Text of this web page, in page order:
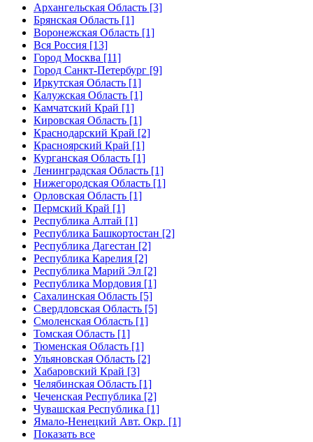
Архангельская Область [3]
Брянская Область [1]
Воронежская Область [1]
Вся Россия [13]
Город Москва [11]
Город Санкт-Петербург [9]
Иркутская Область [1]
Калужская Область [1]
Камчатский Край [1]
Кировская Область [1]
Краснодарский Край [2]
Красноярский Край [1]
Курганская Область [1]
Ленинградская Область [1]
Нижегородская Область [1]
Орловская Область [1]
Пермский Край [1]
Республика Алтай [1]
Республика Башкортостан [2]
Республика Дагестан [2]
Республика Карелия [2]
Республика Марий Эл [2]
Республика Мордовия [1]
Сахалинская Область [5]
Свердловская Область [5]
Смоленская Область [1]
Томская Область [1]
Тюменская Область [1]
Ульяновская Область [2]
Хабаровский Край [3]
Челябинская Область [1]
Чеченская Республика [2]
Чувашская Республика [1]
Ямало-Ненецкий Авт. Окр. [1]
Показать все